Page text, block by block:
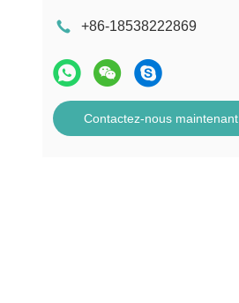
+86-18538222869
Contactez-nous maintenant